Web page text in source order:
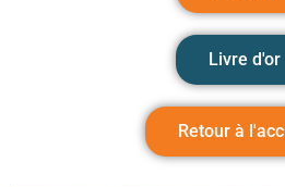
Livre d'or
Retour à